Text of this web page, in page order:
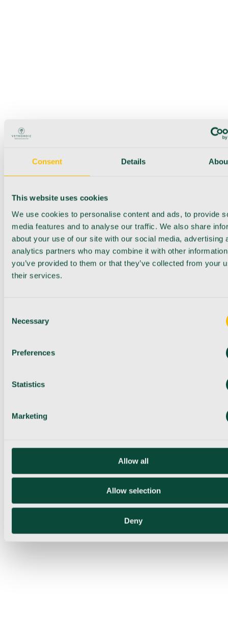
Consent Details
This website uses cookies
We use cookies to personalise content and ads, to provide
media features and to analyse our traffic. We also share
about your use of our site with our social media, advertising
analytics partners who may combine it with other
you’ve provided to them or that they’ve collected from your
their services.
Selection
Necessary
Preferences
Statistics
Marketing
Allow all
Allow selection
Deny